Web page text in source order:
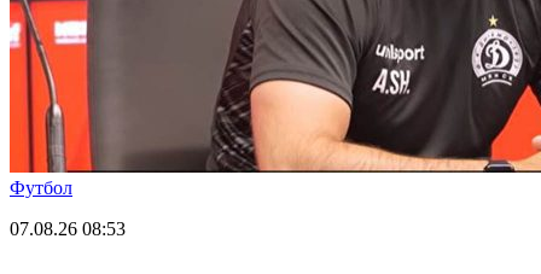
Футбол
07.08.26 08:53